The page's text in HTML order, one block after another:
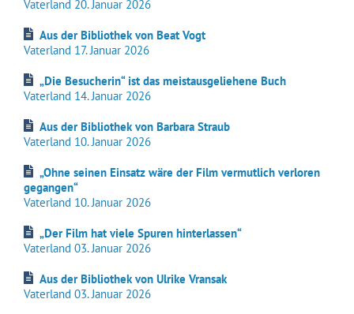
Vaterland 20. Januar 2026
Aus der Bibliothek von Beat Vogt
Vaterland 17. Januar 2026
„Die Besucherin“ ist das meistausgeliehene Buch
Vaterland 14. Januar 2026
Aus der Bibliothek von Barbara Straub
Vaterland 10. Januar 2026
„Ohne seinen Einsatz wäre der Film vermutlich verloren
gegangen“
Vaterland 10. Januar 2026
„Der Film hat viele Spuren hinterlassen“
Vaterland 03. Januar 2026
Aus der Bibliothek von Ulrike Vransak
Vaterland 03. Januar 2026